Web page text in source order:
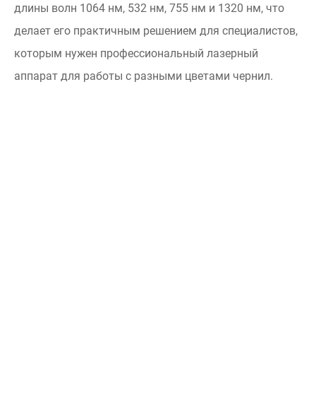
длины волн 1064 нм, 532 нм, 755 нм и 1320 нм, что
делает его практичным решением для специалистов,
которым нужен профессиональный лазерный
аппарат для работы с разными цветами чернил.